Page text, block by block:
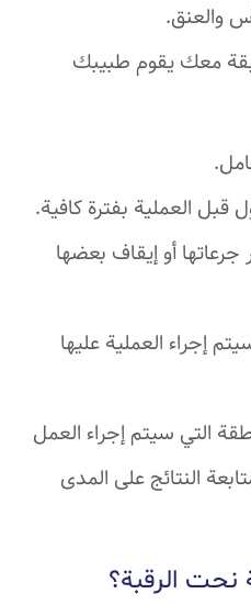
والعنق.
معك يقوم طبيبك
قبل العملية بفترة كافية.
أو إيقاف بعضها
إجراء العملية عليها
التي سيتم إجراء العمل
النتائج على المدى
نحت الرقبة؟